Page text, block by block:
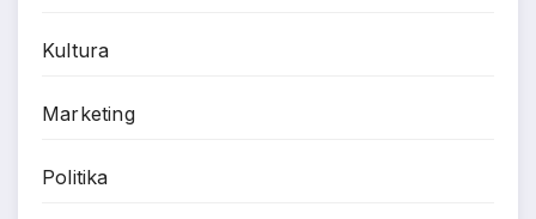
Kultura
Marketing
Politika